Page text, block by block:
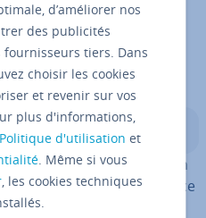
LinkedIn
sur GitHub, le terrain
Le logiciel open source
en mars 2011. C’est
d’améliorer nos
des publicités
fournisseurs tiers. Dans
choisir les cookies
et revenir sur vos
plus d'informations,
Politique d'utilisation et
. Même si vous
, les cookies techniques